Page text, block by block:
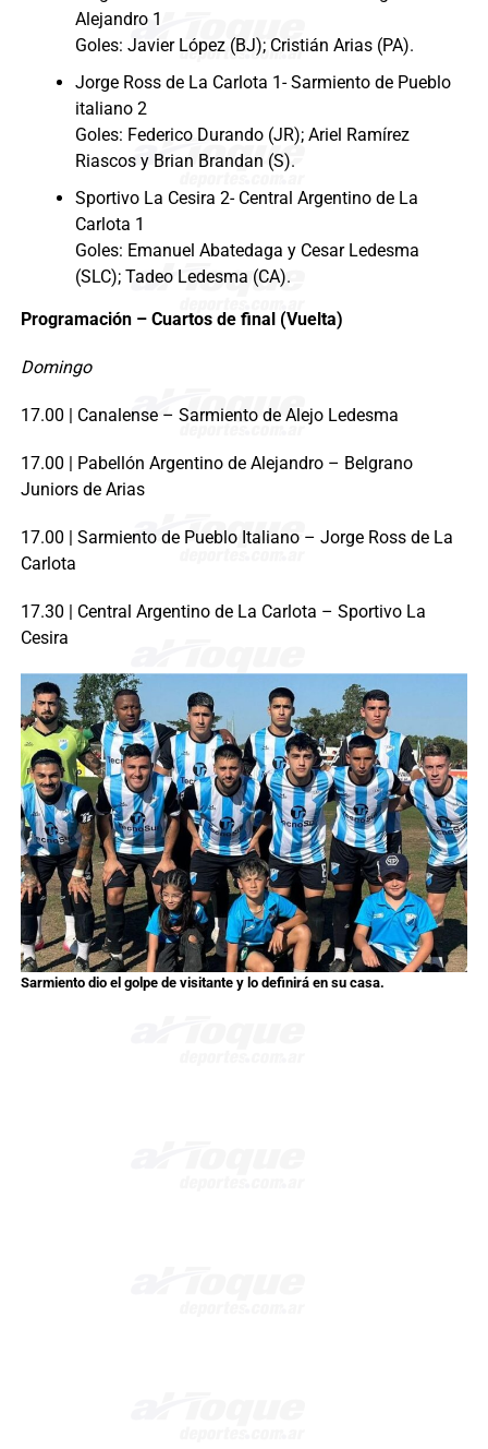
Alejandro 1
Goles: Javier López (BJ); Cristián Arias (PA).
Jorge Ross de La Carlota 1- Sarmiento de Pueblo
italiano 2
Goles: Federico Durando (JR); Ariel Ramírez
Riascos y Brian Brandan (S).
Sportivo La Cesira 2- Central Argentino de La
Carlota 1
Goles: Emanuel Abatedaga y Cesar Ledesma
(SLC); Tadeo Ledesma (CA).
Programación – Cuartos de final (Vuelta)
Domingo
17.00 | Canalense – Sarmiento de Alejo Ledesma
17.00 | Pabellón Argentino de Alejandro – Belgrano
Juniors de Arias
17.00 | Sarmiento de Pueblo Italiano – Jorge Ross de La
Carlota
17.30 | Central Argentino de La Carlota – Sportivo La
Cesira
Sarmiento dio el golpe de visitante y lo definirá en su casa.